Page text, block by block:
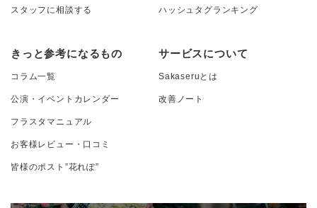
スタッフに相談する ハッシュタグランキング
きっと参考になるもの
コラム一覧
公演・イベントカレンダー
フラスタマニュアル
お客様レビュー・口コミ
皆様のポスト”花れぽ”
サービスについて
Sakaseruとは
改善ノート